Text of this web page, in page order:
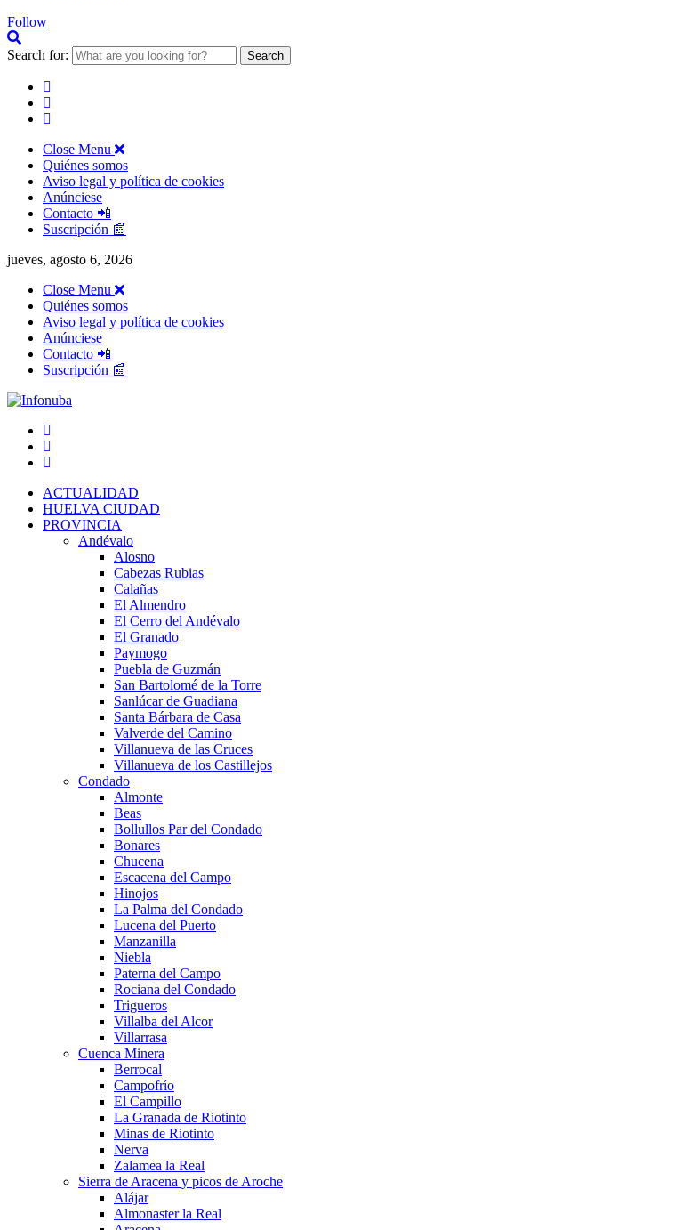
Follow
Search for:
Close Menu
Quiénes somos
Aviso legal y política de cookies
Anúnciese
Contacto 📲
Suscripción 📰
jueves, agosto 6, 2026
Close Menu
Quiénes somos
Aviso legal y política de cookies
Anúnciese
Contacto 📲
Suscripción 📰
ACTUALIDAD
HUELVA CIUDAD
PROVINCIA
Andévalo
Alosno
Cabezas Rubias
Calañas
El Almendro
El Cerro del Andévalo
El Granado
Paymogo
Puebla de Guzmán
San Bartolomé de la Torre
Sanlúcar de Guadiana
Santa Bárbara de Casa
Valverde del Camino
Villanueva de las Cruces
Villanueva de los Castillejos
Condado
Almonte
Beas
Bollullos Par del Condado
Bonares
Chucena
Escacena del Campo
Hinojos
La Palma del Condado
Lucena del Puerto
Manzanilla
Niebla
Paterna del Campo
Rociana del Condado
Trigueros
Villalba del Alcor
Villarrasa
Cuenca Minera
Berrocal
Campofrío
El Campillo
La Granada de Riotinto
Minas de Riotinto
Nerva
Zalamea la Real
Sierra de Aracena y picos de Aroche
Alájar
Almonaster la Real